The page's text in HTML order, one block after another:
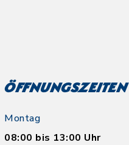
Öffnungszeiten
Montag
08:00 bis 13:00 Uhr